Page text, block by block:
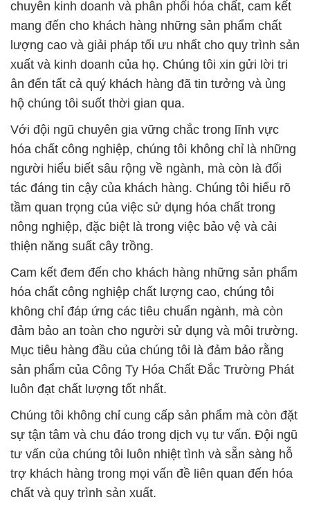
chuyên kinh doanh và phân phối hóa chất, cam kết
mang đến cho khách hàng những sản phẩm chất
lượng cao và giải pháp tối ưu nhất cho quy trình sản
xuất và kinh doanh của họ. Chúng tôi xin gửi lời tri
ân đến tất cả quý khách hàng đã tin tưởng và ủng
hộ chúng tôi suốt thời gian qua.
Với đội ngũ chuyên gia vững chắc trong lĩnh vực
hóa chất công nghiệp, chúng tôi không chỉ là những
người hiểu biết sâu rộng về ngành, mà còn là đối
tác đáng tin cậy của khách hàng. Chúng tôi hiểu rõ
tầm quan trọng của việc sử dụng hóa chất trong
nông nghiệp, đặc biệt là trong việc bảo vệ và cải
thiện năng suất cây trồng.
Cam kết đem đến cho khách hàng những sản phẩm
hóa chất công nghiệp chất lượng cao, chúng tôi
không chỉ đáp ứng các tiêu chuẩn ngành, mà còn
đảm bảo an toàn cho người sử dụng và môi trường.
Mục tiêu hàng đầu của chúng tôi là đảm bảo rằng
sản phẩm của Công Ty Hóa Chất Đắc Trường Phát
luôn đạt chất lượng tốt nhất.
Chúng tôi không chỉ cung cấp sản phẩm mà còn đặt
sự tận tâm và chu đáo trong dịch vụ tư vấn. Đội ngũ
tư vấn của chúng tôi luôn nhiệt tình và sẵn sàng hỗ
trợ khách hàng trong mọi vấn đề liên quan đến hóa
chất và quy trình sản xuất.